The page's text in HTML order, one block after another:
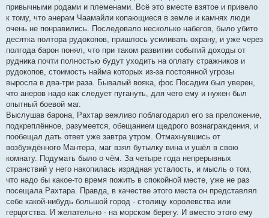
привычными родами и племенами. Всё это вместе взятое и привело
к тому, что анерам Чаамайли копающиеся в земле и камнях люди
очень не понравились. Последовало несколько набегов, было убито
десятка полтора рудокопов, пришлось усиливать охрану, и уже через
полгода барон понял, что при таком развитии событий доходы от
рудника почти полностью будут уходить на оплату стражников и
рудокопов, стоимость найма которых из-за постоянной угрозы
выросла в два-три раза. Бывалый вояка, фос Посадим был уверен,
что анеров надо как следует пугануть, для чего ему и нужен был
опытный боевой маг.
Выслушав барона, Рахтар вежливо поблагодарил его за преложение,
подкреплённое, разумеется, обещанием щедрого вознаграждения, и
пообещал дать ответ уже завтра утром. Отмахнувшись от
возбуждённого Мантера, маг взял бутылку вина и ушёл в свою
комнату. Подумать было о чём. За четыре года непрерывных
странствий у него накопилась изрядная усталость, и мысль о том,
что надо бы какое-то время пожить в спокойной месте, уже не раз
посещала Рахтара. Правда, в качестве этого места он представлял
себе какой-нибудь большой город - столицу королевства или
герцогства. И желательно - на морском берегу. И вместо этого ему